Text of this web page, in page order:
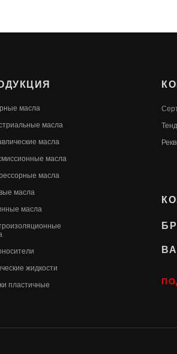
масла
масла
масла
масла
масла
масла
масла
жидкости
пластичные
Т